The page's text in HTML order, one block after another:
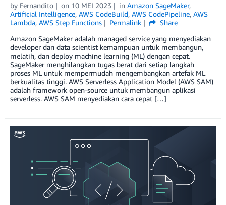
by Fernandito on 10 MEI 2023 in Amazon SageMaker,
Artificial Intelligence, AWS CodeBuild, AWS CodePipeline, AWS
Lambda, AWS Step Functions Permalink
Share
Amazon SageMaker adalah managed service yang menyediakan
developer dan data scientist kemampuan untuk membangun,
melatih, dan deploy machine learning (ML) dengan cepat.
SageMaker menghilangkan tugas berat dari setiap langkah
proses ML untuk mempermudah mengembangkan artefak ML
berkualitas tinggi. AWS Serverless Application Model (AWS SAM)
adalah framework open-source untuk membangun aplikasi
serverless. AWS SAM menyediakan cara cepat […]